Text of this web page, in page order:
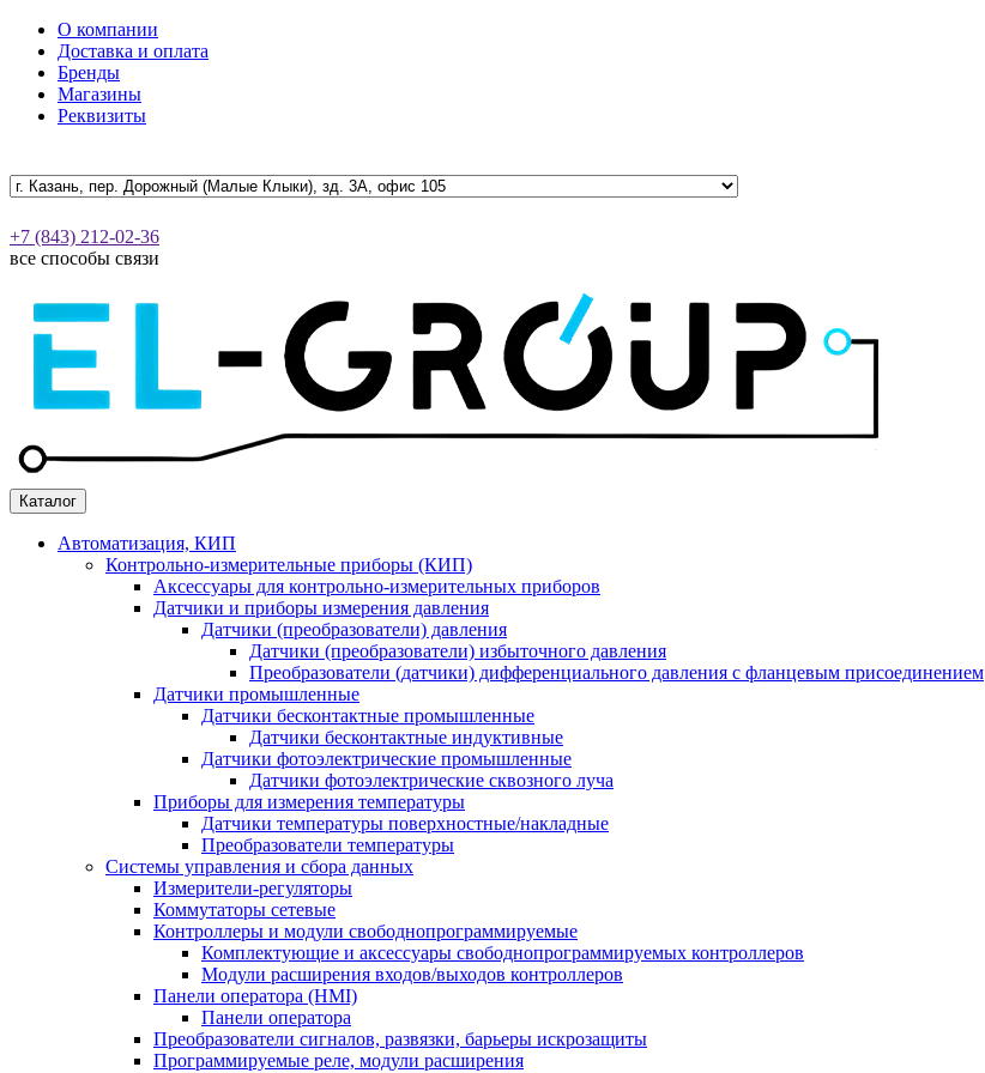
О компании
Доставка и оплата
Бренды
Магазины
Реквизиты
+7 (843) 212-02-36
все способы связи
Каталог
Автоматизация, КИП
Контрольно-измерительные приборы (КИП)
Аксессуары для контрольно-измерительных приборов
Датчики и приборы измерения давления
Датчики (преобразователи) давления
Датчики (преобразователи) избыточного давления
Преобразователи (датчики) дифференциального давления с фланцевым присоединением
Датчики промышленные
Датчики бесконтактные промышленные
Датчики бесконтактные индуктивные
Датчики фотоэлектрические промышленные
Датчики фотоэлектрические сквозного луча
Приборы для измерения температуры
Датчики температуры поверхностные/накладные
Преобразователи температуры
Системы управления и сбора данных
Измерители-регуляторы
Коммутаторы сетевые
Контроллеры и модули свободнопрограммируемые
Комплектующие и аксессуары свободнопрограммируемых контроллеров
Модули расширения входов/выходов контроллеров
Панели оператора (HMI)
Панели оператора
Преобразователи сигналов, развязки, барьеры искрозащиты
Программируемые реле, модули расширения